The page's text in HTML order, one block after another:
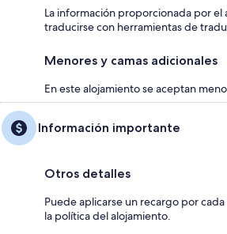
La información proporcionada por
traducirse con herramientas de
Menores y camas adicionales
En este alojamiento se aceptan
Información importante
Otros detalles
Puede aplicarse un recargo por
la política del alojamiento.